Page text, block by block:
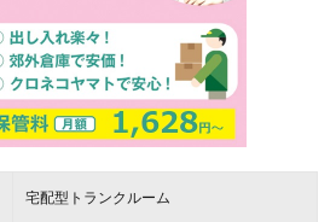
宅配型トランクルーム